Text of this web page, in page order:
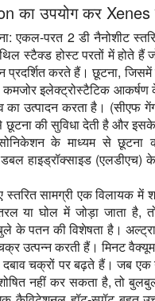
का उपयोग कर Xenes
एकल-परत 2 डी नैनोशीट
स्टैक्ड होस्ट परतों में होते
करते हैं। छूटना, जिसमें
इलेक्ट्रोस्टैटिक
का उत्पादन करता है। (सीएफ
की सुविधा देती है और इसके
के माध्यम से छूटना
हाइड्रॉक्साइड
सामग्री एक विलायक में
या घोल में जोड़ा जाता है,
के पतन की विशेषता है।
उत्पन्न करती हैं। मिनट
दबाव चक्रों पर बढ़ते हैं। जब
नहीं कर सकता है, तो